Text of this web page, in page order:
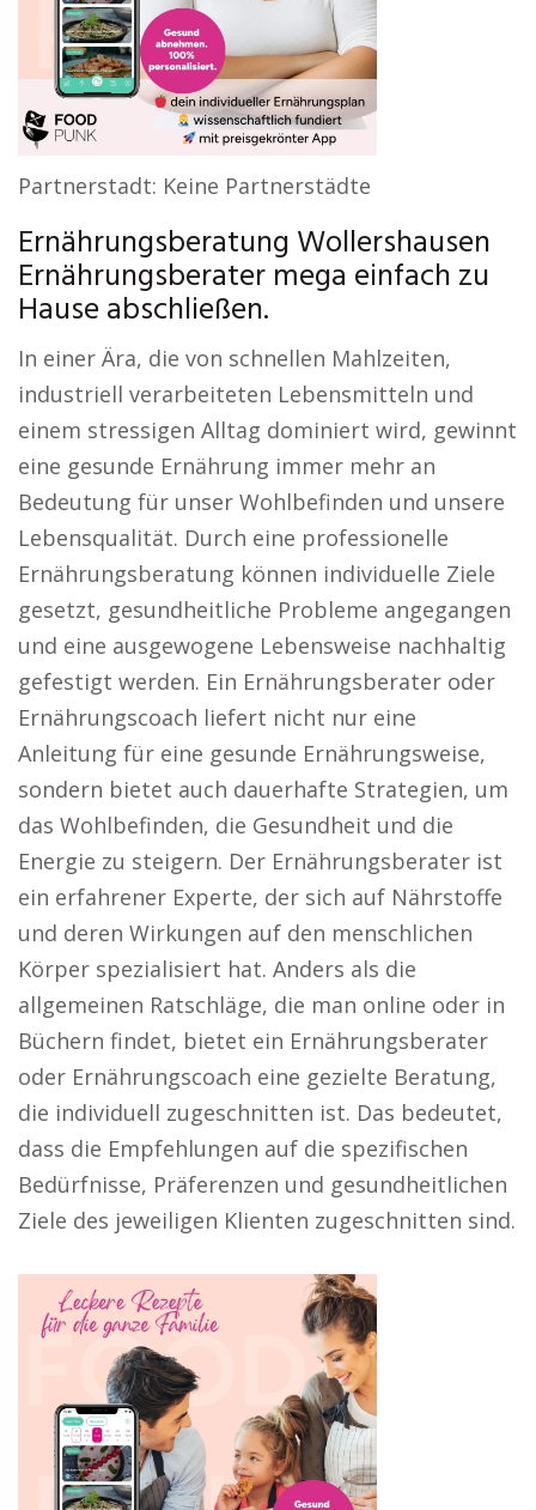
Partnerstadt: Keine Partnerstädte
Ernährungsberatung Wollershausen
Ernährungsberater mega einfach zu
Hause abschließen.
In einer Ära, die von schnellen Mahlzeiten,
industriell verarbeiteten Lebensmitteln und
einem stressigen Alltag dominiert wird, gewinnt
eine gesunde Ernährung immer mehr an
Bedeutung für unser Wohlbefinden und unsere
Lebensqualität. Durch eine professionelle
Ernährungsberatung können individuelle Ziele
gesetzt, gesundheitliche Probleme angegangen
und eine ausgewogene Lebensweise nachhaltig
gefestigt werden. Ein Ernährungsberater oder
Ernährungscoach liefert nicht nur eine
Anleitung für eine gesunde Ernährungsweise,
sondern bietet auch dauerhafte Strategien, um
das Wohlbefinden, die Gesundheit und die
Energie zu steigern. Der Ernährungsberater ist
ein erfahrener Experte, der sich auf Nährstoffe
und deren Wirkungen auf den menschlichen
Körper spezialisiert hat. Anders als die
allgemeinen Ratschläge, die man online oder in
Büchern findet, bietet ein Ernährungsberater
oder Ernährungscoach eine gezielte Beratung,
die individuell zugeschnitten ist. Das bedeutet,
dass die Empfehlungen auf die spezifischen
Bedürfnisse, Präferenzen und gesundheitlichen
Ziele des jeweiligen Klienten zugeschnitten sind.